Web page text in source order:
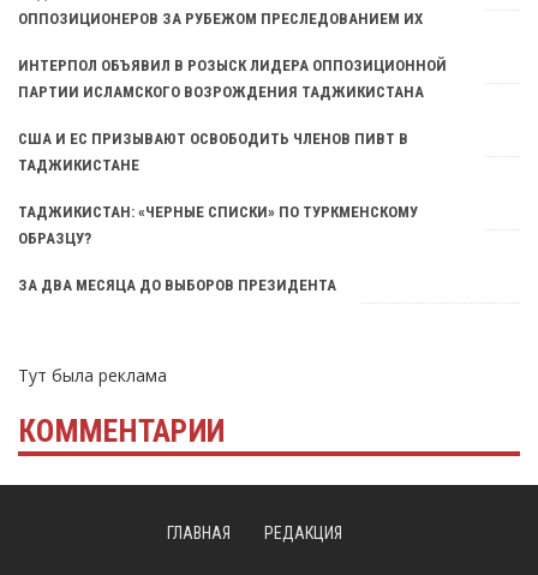
ОППОЗИЦИОНЕРОВ ЗА РУБЕЖОМ ПРЕСЛЕДОВАНИЕМ ИХ
ИНТЕРПОЛ ОБЪЯВИЛ В РОЗЫСК ЛИДЕРА ОППОЗИЦИОННОЙ
ПАРТИИ ИСЛАМСКОГО ВОЗРОЖДЕНИЯ ТАДЖИКИСТАНА
США И ЕС ПРИЗЫВАЮТ ОСВОБОДИТЬ ЧЛЕНОВ ПИВТ В
ТАДЖИКИСТАНЕ
ТАДЖИКИСТАН: «ЧЕРНЫЕ СПИСКИ» ПО ТУРКМЕНСКОМУ
ОБРАЗЦУ?
ЗА ДВА МЕСЯЦА ДО ВЫБОРОВ ПРЕЗИДЕНТА
Тут была реклама
КОММЕНТАРИИ
ГЛАВНАЯ РЕДАКЦИЯ